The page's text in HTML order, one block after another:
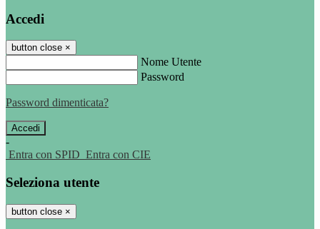
Accedi
button close ×
Nome Utente
Password
Password dimenticata?
-
Entra con SPID Entra con CIE
Seleziona utente
button close ×